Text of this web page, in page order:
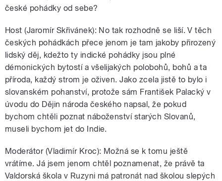
české pohádky od sebe?
Host (Jaromír Skřivánek): No tak rozhodně se liší. V těch
českých pohádkách přece jenom je tam jakoby přirozený
lidský děj, kdežto ty indické pohádky jsou plné
démonických bytostí a všelijakých polobohů, bohů a ta
příroda, každý strom je oživen. Jako zcela jistě to bylo i
slovanském pohanství, protože sám František Palacký v
úvodu do Dějin národa českého napsal, že pokud
bychom chtěli poznat náboženství starých Slovanů,
museli bychom jet do Indie.
Moderátor (Vladimír Kroc): Možná se k tomu ještě
vrátíme. Já jsem jenom chtěl poznamenat, že právě ta
Valdorská škola v Ruzyni má patronát nad školou slepých